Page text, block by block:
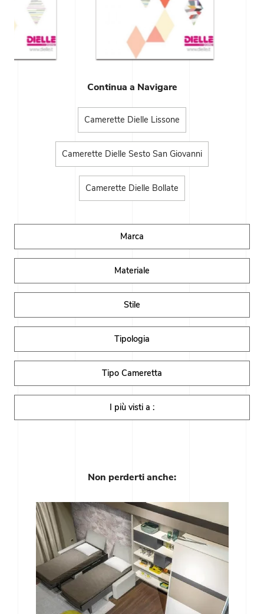
Continua a Navigare
Camerette Dielle Lissone
Camerette Dielle Sesto San Giovanni
Camerette Dielle Bollate
Marca
Materiale
Stile
Tipologia
Tipo Cameretta
I più visti a :
Non perderti anche: